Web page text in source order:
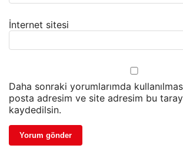
İnternet sitesi
Daha sonraki yorumlarımda
posta adresim ve site adresim bu
kaydedilsin.